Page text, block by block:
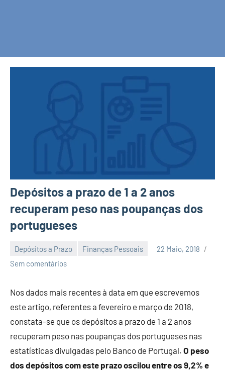
Depósitos a prazo de 1 a 2 anos
recuperam peso nas poupanças dos
portugueses
Depósitos a Prazo Finanças Pessoais
22 Maio, 2018
Economia
Finanças
Sem comentários
Nos dados mais recentes à data em que escrevemos
este artigo, referentes a fevereiro e março de 2018,
constata-se que os depósitos a prazo de 1 a 2 anos
recuperam peso nas poupanças dos portugueses nas
estatísticas divulgadas pelo Banco de Portugal. O peso
dos depósitos com este prazo oscilou entre os 9,2% e